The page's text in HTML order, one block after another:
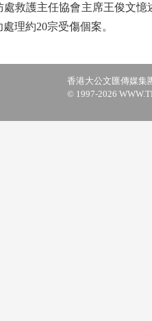
護主任協會主席王俊文憶
理約20宗受傷個案。
香港大公文匯傳媒集
© 1997-2026